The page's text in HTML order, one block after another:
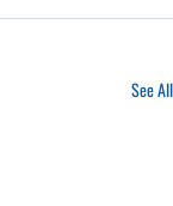
See All